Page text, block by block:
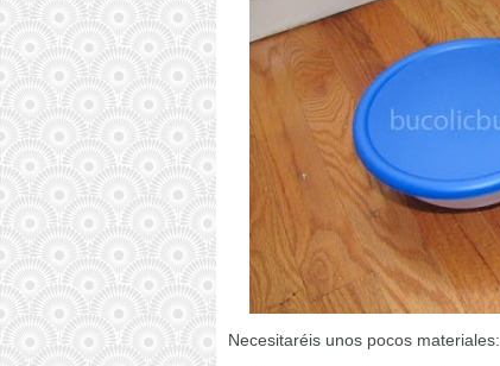
Necesitaréis unos pocos materiales: